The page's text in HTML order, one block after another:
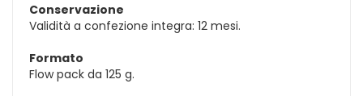
Conservazione
Validità a confezione integra: 12 mesi.
Formato
Flow pack da 125 g.